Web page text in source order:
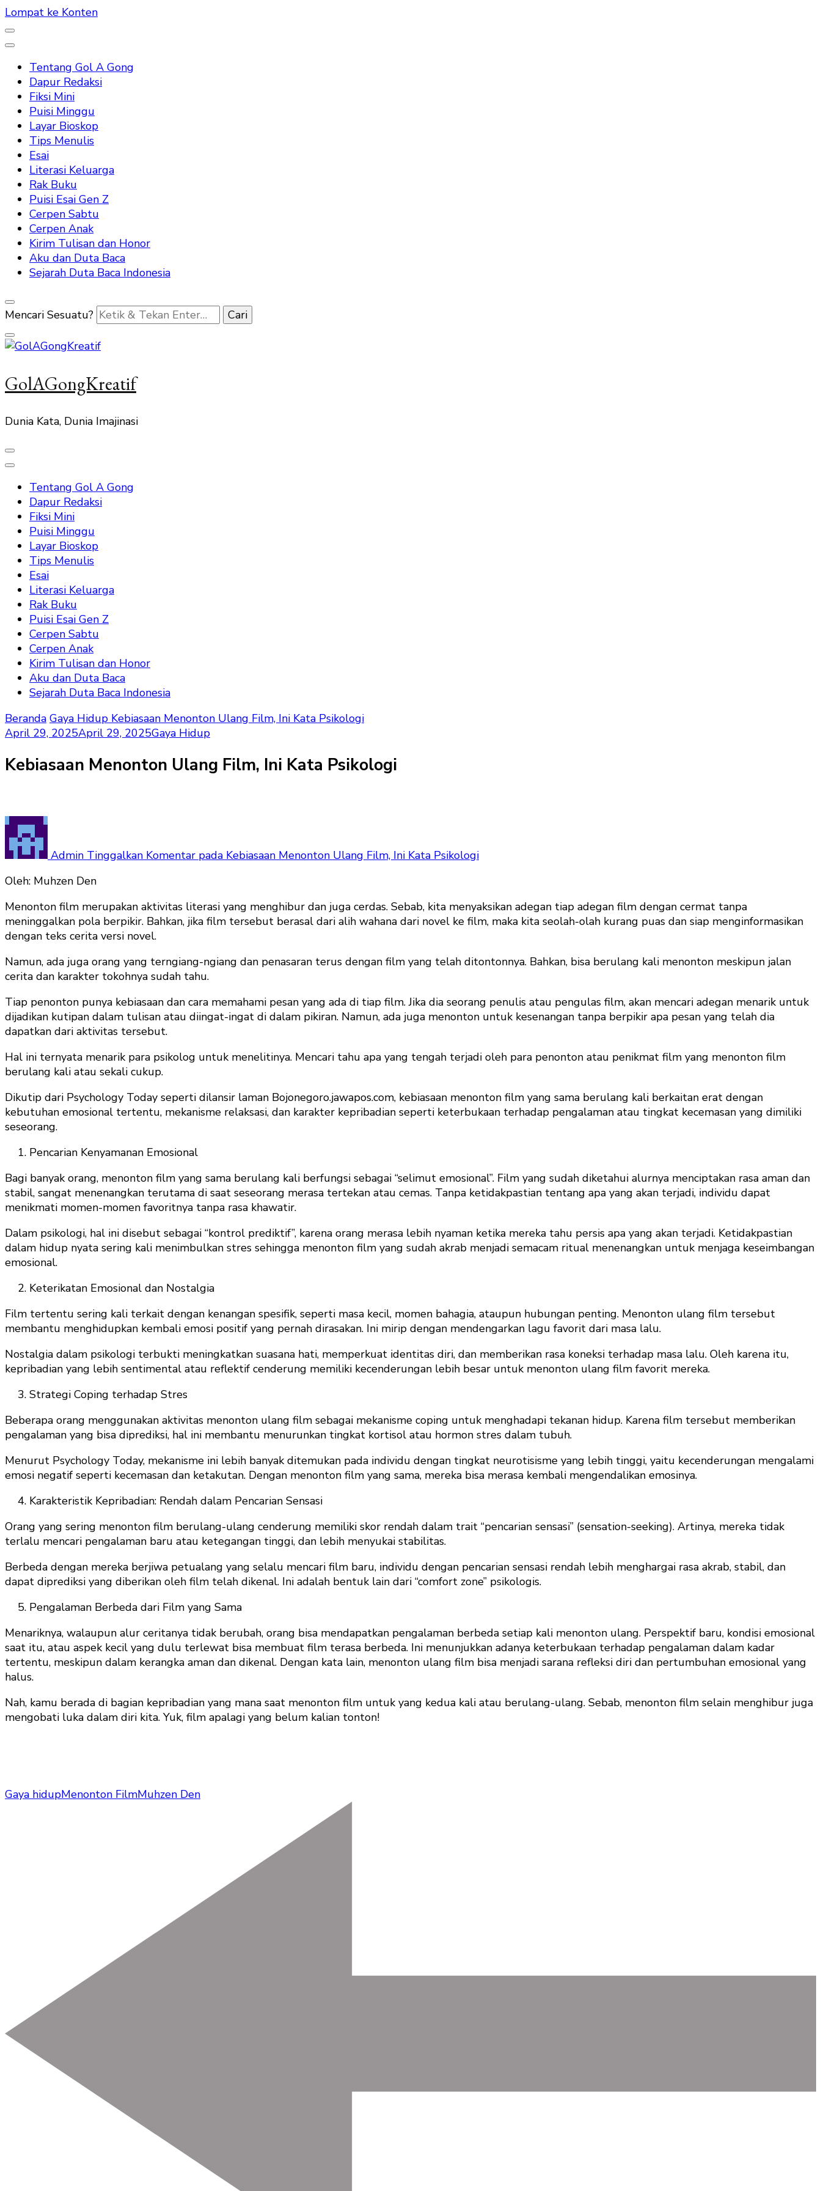
Lompat ke Konten
Tentang Gol A Gong
Dapur Redaksi
Fiksi Mini
Puisi Minggu
Layar Bioskop
Tips Menulis
Esai
Literasi Keluarga
Rak Buku
Puisi Esai Gen Z
Cerpen Sabtu
Cerpen Anak
Kirim Tulisan dan Honor
Aku dan Duta Baca
Sejarah Duta Baca Indonesia
Mencari Sesuatu?
GolAGongKreatif
Dunia Kata, Dunia Imajinasi
Tentang Gol A Gong
Dapur Redaksi
Fiksi Mini
Puisi Minggu
Layar Bioskop
Tips Menulis
Esai
Literasi Keluarga
Rak Buku
Puisi Esai Gen Z
Cerpen Sabtu
Cerpen Anak
Kirim Tulisan dan Honor
Aku dan Duta Baca
Sejarah Duta Baca Indonesia
Beranda Gaya Hidup Kebiasaan Menonton Ulang Film, Ini Kata Psikologi
April 29, 2025April 29, 2025Gaya Hidup
Kebiasaan Menonton Ulang Film, Ini Kata Psikologi
Admin Tinggalkan Komentar pada Kebiasaan Menonton Ulang Film, Ini Kata Psikologi
Oleh: Muhzen Den
Menonton film merupakan aktivitas literasi yang menghibur dan juga cerdas. Sebab, kita menyaksikan adegan tiap adegan film dengan cermat tanpa
meninggalkan pola berpikir. Bahkan, jika film tersebut berasal dari alih wahana dari novel ke film, maka kita seolah-olah kurang puas dan siap menginformasikan
dengan teks cerita versi novel.
Namun, ada juga orang yang terngiang-ngiang dan penasaran terus dengan film yang telah ditontonnya. Bahkan, bisa berulang kali menonton meskipun jalan
cerita dan karakter tokohnya sudah tahu.
Tiap penonton punya kebiasaan dan cara memahami pesan yang ada di tiap film. Jika dia seorang penulis atau pengulas film, akan mencari adegan menarik untuk
dijadikan kutipan dalam tulisan atau diingat-ingat di dalam pikiran. Namun, ada juga menonton untuk kesenangan tanpa berpikir apa pesan yang telah dia
dapatkan dari aktivitas tersebut.
Hal ini ternyata menarik para psikolog untuk menelitinya. Mencari tahu apa yang tengah terjadi oleh para penonton atau penikmat film yang menonton film
berulang kali atau sekali cukup.
Dikutip dari Psychology Today seperti dilansir laman Bojonegoro.jawapos.com, kebiasaan menonton film yang sama berulang kali berkaitan erat dengan
kebutuhan emosional tertentu, mekanisme relaksasi, dan karakter kepribadian seperti keterbukaan terhadap pengalaman atau tingkat kecemasan yang dimiliki
seseorang.
Pencarian Kenyamanan Emosional
Bagi banyak orang, menonton film yang sama berulang kali berfungsi sebagai “selimut emosional”. Film yang sudah diketahui alurnya menciptakan rasa aman dan
stabil, sangat menenangkan terutama di saat seseorang merasa tertekan atau cemas. Tanpa ketidakpastian tentang apa yang akan terjadi, individu dapat
menikmati momen-momen favoritnya tanpa rasa khawatir.
Dalam psikologi, hal ini disebut sebagai “kontrol prediktif”, karena orang merasa lebih nyaman ketika mereka tahu persis apa yang akan terjadi. Ketidakpastian
dalam hidup nyata sering kali menimbulkan stres sehingga menonton film yang sudah akrab menjadi semacam ritual menenangkan untuk menjaga keseimbangan
emosional.
Keterikatan Emosional dan Nostalgia
Film tertentu sering kali terkait dengan kenangan spesifik, seperti masa kecil, momen bahagia, ataupun hubungan penting. Menonton ulang film tersebut
membantu menghidupkan kembali emosi positif yang pernah dirasakan. Ini mirip dengan mendengarkan lagu favorit dari masa lalu.
Nostalgia dalam psikologi terbukti meningkatkan suasana hati, memperkuat identitas diri, dan memberikan rasa koneksi terhadap masa lalu. Oleh karena itu,
kepribadian yang lebih sentimental atau reflektif cenderung memiliki kecenderungan lebih besar untuk menonton ulang film favorit mereka.
Strategi Coping terhadap Stres
Beberapa orang menggunakan aktivitas menonton ulang film sebagai mekanisme coping untuk menghadapi tekanan hidup. Karena film tersebut memberikan
pengalaman yang bisa diprediksi, hal ini membantu menurunkan tingkat kortisol atau hormon stres dalam tubuh.
Menurut Psychology Today, mekanisme ini lebih banyak ditemukan pada individu dengan tingkat neurotisisme yang lebih tinggi, yaitu kecenderungan mengalami
emosi negatif seperti kecemasan dan ketakutan. Dengan menonton film yang sama, mereka bisa merasa kembali mengendalikan emosinya.
Karakteristik Kepribadian: Rendah dalam Pencarian Sensasi
Orang yang sering menonton film berulang-ulang cenderung memiliki skor rendah dalam trait “pencarian sensasi” (sensation-seeking). Artinya, mereka tidak
terlalu mencari pengalaman baru atau ketegangan tinggi, dan lebih menyukai stabilitas.
Berbeda dengan mereka berjiwa petualang yang selalu mencari film baru, individu dengan pencarian sensasi rendah lebih menghargai rasa akrab, stabil, dan
dapat diprediksi yang diberikan oleh film telah dikenal. Ini adalah bentuk lain dari “comfort zone” psikologis.
Pengalaman Berbeda dari Film yang Sama
Menariknya, walaupun alur ceritanya tidak berubah, orang bisa mendapatkan pengalaman berbeda setiap kali menonton ulang. Perspektif baru, kondisi emosional
saat itu, atau aspek kecil yang dulu terlewat bisa membuat film terasa berbeda. Ini menunjukkan adanya keterbukaan terhadap pengalaman dalam kadar
tertentu, meskipun dalam kerangka aman dan dikenal. Dengan kata lain, menonton ulang film bisa menjadi sarana refleksi diri dan pertumbuhan emosional yang
halus.
Nah, kamu berada di bagian kepribadian yang mana saat menonton film untuk yang kedua kali atau berulang-ulang. Sebab, menonton film selain menghibur juga
mengobati luka dalam diri kita. Yuk, film apalagi yang belum kalian tonton!
Gaya hidupMenonton FilmMuhzen Den